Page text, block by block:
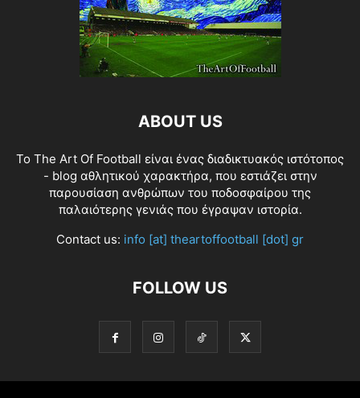
ABOUT US
Το The Art Of Football είναι ένας διαδικτυακός ιστότοπος
- blog αθλητικού χαρακτήρα, που εστιάζει στην
παρουσίαση ανθρώπων του ποδοσφαίρου της
παλαιότερης γενιάς που έγραψαν ιστορία.
Contact us: info [at] theartoffootball [dot] gr
FOLLOW US